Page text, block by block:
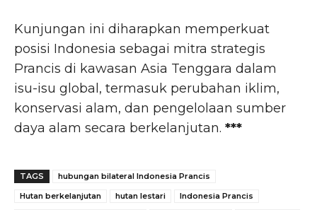
Kunjungan ini diharapkan memperkuat
posisi Indonesia sebagai mitra strategis
Prancis di kawasan Asia Tenggara dalam
isu-isu global, termasuk perubahan iklim,
konservasi alam, dan pengelolaan sumber
daya alam secara berkelanjutan. ***
TAGS
hubungan bilateral Indonesia Prancis
Hutan berkelanjutan
hutan lestari
Indonesia Prancis